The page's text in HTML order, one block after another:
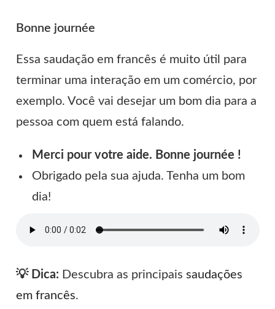
Bonne journée
Essa saudação em francês é muito útil para
terminar uma interação em um comércio, por
exemplo. Você vai desejar um bom dia para a
pessoa com quem está falando.
Merci pour votre aide. Bonne journée !
Obrigado pela sua ajuda. Tenha um bom
dia!
💡 Dica: Descubra as principais saudações
em francês.